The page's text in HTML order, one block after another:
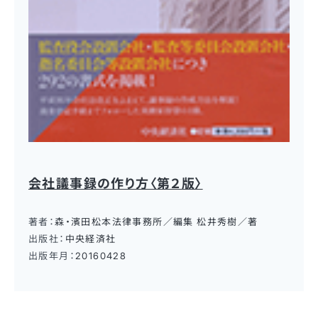
会社議事録の作り方〈第２版〉
著者：森・濱田松本法律事務所／編集 松井秀樹／著
出版社： 中央経済社
出版年月： 20160428